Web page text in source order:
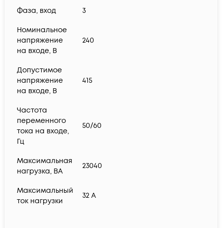
Фаза, вход
3
Номинальное
напряжение
на входе, В
240
Допустимое
напряжение
на входе, В
415
Частота
переменного
тока на входе,
Гц
50/60
Максимальная
нагрузка, ВА
23040
Максимальный
ток нагрузки
32 A